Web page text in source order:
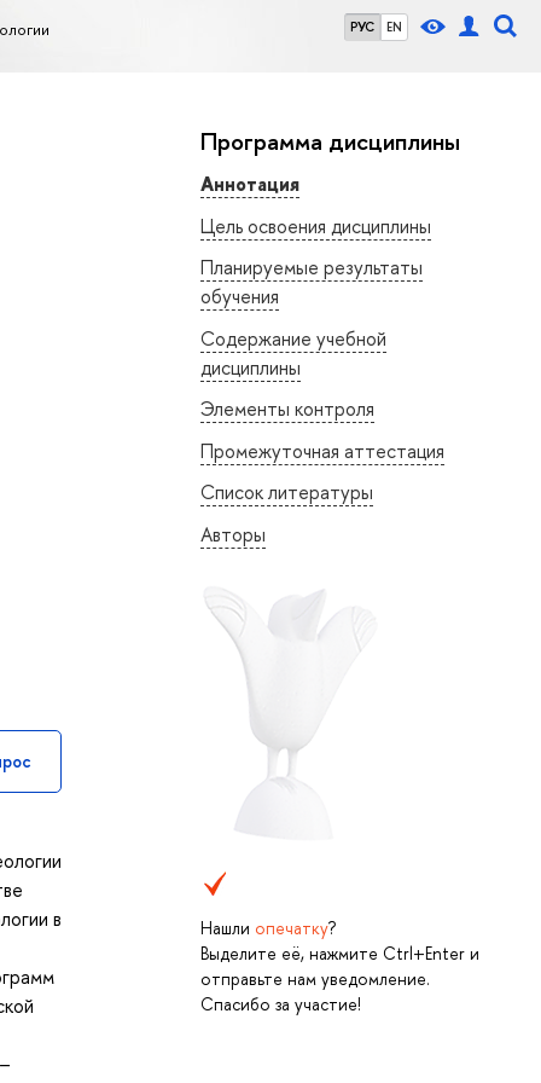
РУС EN
Программа дисциплины
Аннотация
Цель освоения дисциплины
Планируемые результаты
обучения
Содержание учебной
дисциплины
Элементы контроля
Промежуточная аттестация
Список литературы
Авторы
Нашли опечатку?
Выделите её, нажмите Ctrl+Enter и
отправьте нам уведомление.
Спасибо за участие!
в